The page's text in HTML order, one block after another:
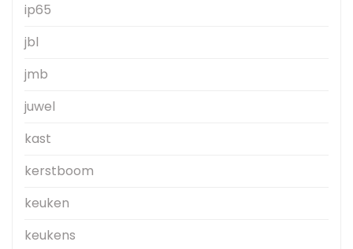
ip65
jbl
jmb
juwel
kast
kerstboom
keuken
keukens